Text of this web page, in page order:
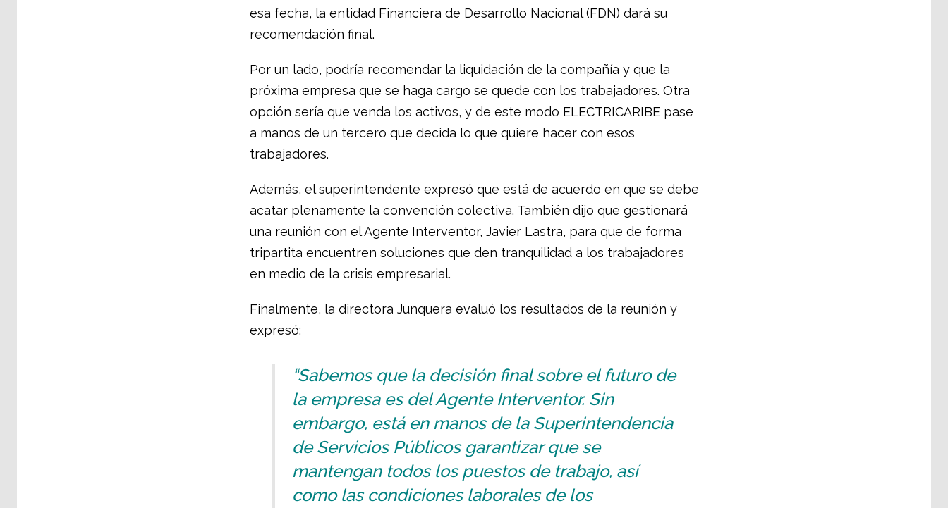
esa fecha, la entidad Financiera de Desarrollo Nacional (FDN) dará su
recomendación final.
Por un lado, podría recomendar la liquidación de la compañía y que la
próxima empresa que se haga cargo se quede con los trabajadores. Otra
opción sería que venda los activos, y de este modo ELECTRICARIBE pase
a manos de un tercero que decida lo que quiere hacer con esos
trabajadores.
Además, el superintendente expresó que está de acuerdo en que se debe
acatar plenamente la convención colectiva. También dijo que gestionará
una reunión con el Agente Interventor, Javier Lastra, para que de forma
tripartita encuentren soluciones que den tranquilidad a los trabajadores
en medio de la crisis empresarial.
Finalmente, la directora Junquera evaluó los resultados de la reunión y
expresó:
“Sabemos que la decisión final sobre el futuro de
la empresa es del Agente Interventor. Sin
embargo, está en manos de la Superintendencia
de Servicios Públicos garantizar que se
mantengan todos los puestos de trabajo, así
como las condiciones laborales de los